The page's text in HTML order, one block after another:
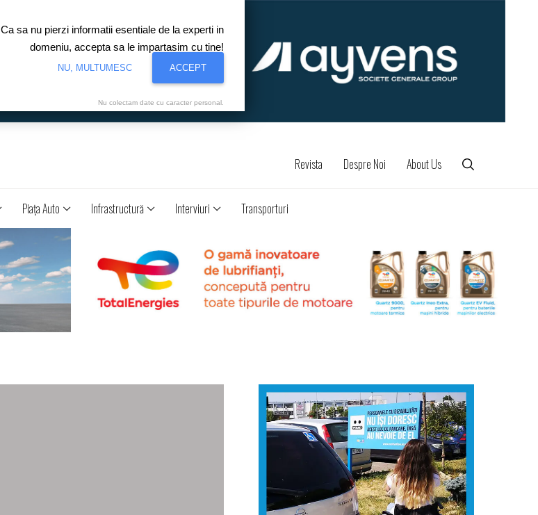
Revista Despre Noi About Us
Piaţa Auto Infrastructură Interviuri Transporturi
Ca sa nu pierzi informatii esentiale de la experti in
domeniu, accepta sa le impartasim cu tine!
NU, MULTUMESC ACCEPT
Nu colectam date cu caracter personal.